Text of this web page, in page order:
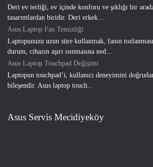
Deri ev terliği, ev içinde konforu ve şıklığı bir
tasarımlardan biridir. Deri erkek...
Asus Laptop Fan Temizliği
Laptopunuzu uzun süre kullanmak, fanın
durum, cihazın aşırı ısınmasına ned...
Asus Laptop Touchpad Değişimi
Laptopun touchpad’i, kullanıcı deneyimini
bileşendir. Asus laptop touch...
Asus Servis Mecidiyeköy